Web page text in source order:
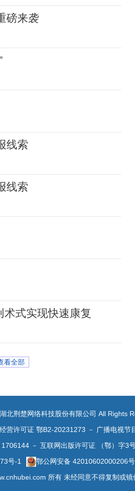
磅来袭
线索
线索
式实现快速康复
看全部
北荆楚网络科技股份有限公司 All Rights
营许可证 鄂B2-20231273 －
广播电视节
1706144 － 互联网出版许可证 （鄂）字3
号-1
鄂公网安备 42010602000206号
所有 未经同意不得复制或镜